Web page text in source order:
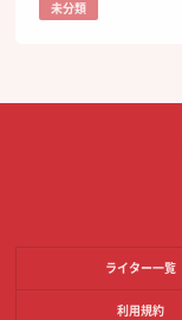
未分類
ライター一覧
利用規約